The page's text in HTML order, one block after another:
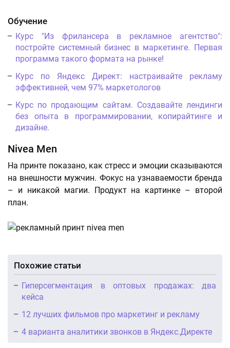
Обучение
Курс "Из фрилансера в рекламное агентство":
постройте системный бизнес в маркетинге. Первая
программа такого формата на рынке!
Курс по Яндекс Директ: настраивайте рекламу
эффективней, чем 97% маркетологов
Курс по продающим сайтам. Создавайте лендинги
без опыта в программировании, копирайтинге и
дизайне.
Nivea Men
На принте показано, как стресс и эмоции сказываются
на внешности мужчин. Фокус на узнаваемости бренда
– и никакой магии. Продукт на картинке – второй
план.
Похожие статьи
Гиперсегментация в оптовых продажах: два
кейса
12 лучших фильмов про маркетинг и рекламу
4 варианта аналитики звонков в Яндекс.Директе